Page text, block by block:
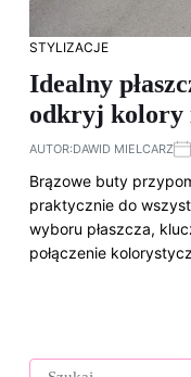
STYLIZACJE
Idealny
odkryj kolory
AUTOR:DAWID MIELCARZ
Brązowe buty
praktycznie do
wyboru płaszcza,
połączenie